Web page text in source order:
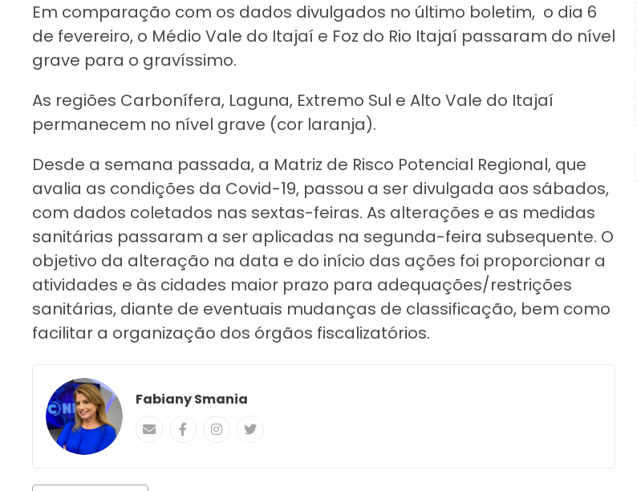
Em comparação com os dados divulgados no último boletim, o dia 6
de fevereiro, o Médio Vale do Itajaí e Foz do Rio Itajaí passaram do nível
grave para o gravíssimo.
As regiões Carbonífera, Laguna, Extremo Sul e Alto Vale do Itajaí
permanecem no nível grave (cor laranja).
Desde a semana passada, a Matriz de Risco Potencial Regional, que
avalia as condições da Covid-19, passou a ser divulgada aos sábados,
com dados coletados nas sextas-feiras. As alterações e as medidas
sanitárias passaram a ser aplicadas na segunda-feira subsequente. O
objetivo da alteração na data e do início das ações foi proporcionar a
atividades e às cidades maior prazo para adequações/restrições
sanitárias, diante de eventuais mudanças de classificação, bem como
facilitar a organização dos órgãos fiscalizatórios.
Fabiany Smania